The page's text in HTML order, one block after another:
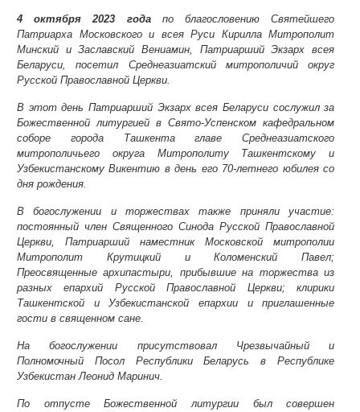
4 октября 2023 годапо благословению Святейшего
Патриарха Московского и всея Руси Кирилла Митрополит
Минский и Заславский Вениамин, Патриарший Экзарх всея
Беларуси, посетил Среднеазиатский митрополичий округ
Русской Православной Церкви.
В этот день Патриарший Экзарх всея Беларуси сослужил за
Божественной литургией в Свято-Успенском кафедральном
соборе города Ташкента главе Среднеазиатского
митрополичьего округа Митрополиту Ташкентскому и
Узбекистанскому Викентию в день его 70-летнего юбилея со
дня рождения.
В богослужении и торжествах также приняли участие:
постоянный член Священного Синода Русской Православной
Церкви, Патриарший наместник Московской митрополии
Митрополит Крутицкий и Коломенский Павел;
Преосвященные архипастыри, прибывшие на торжества из
разных епархий Русской Православной Церкви; клирики
Ташкентской и Узбекистанской епархии и приглашенные
гости в священном сане.
На богослужении присутствовал Чрезвычайный и
Полномочный Посол Республики Беларусь в Республике
Узбекистан Леонид Маринич.
По отпусте Божественной литургии был совершен